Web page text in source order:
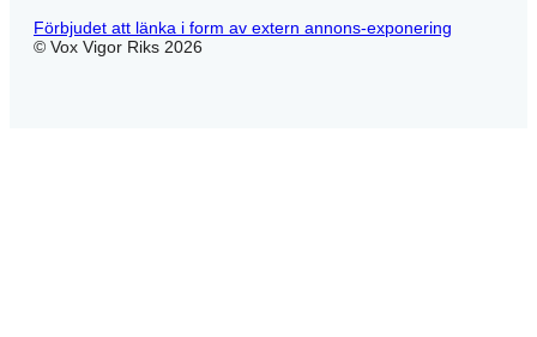
Förbjudet att länka i form av extern annons-exponering
© Vox Vigor Riks 2026